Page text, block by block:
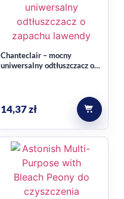
Chanteclair – mocny
uniwersalny odtłuszczacz o
14,37zł